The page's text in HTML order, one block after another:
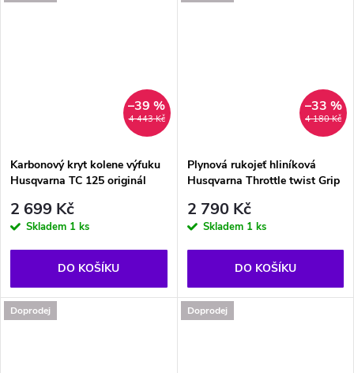
4 443 Kč
–39 %
Karbonový kryt kolene výfuku
Husqvarna TC 125 originál
2 699 Kč
Skladem 1 ks
DO KOŠÍKU
4 180 Kč
–33 %
Plynová rukojeť hliníková
Husqvarna Throttle twist Grip
2 790 Kč
Skladem 1 ks
DO KOŠÍKU
Doprodej Doprodej